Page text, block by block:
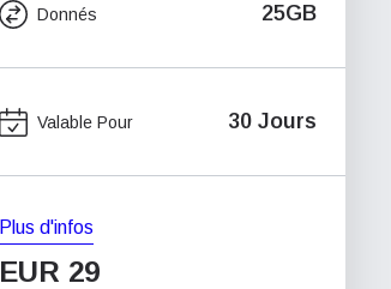
Donnés 25GB
Valable Pour 30 Jours
Plus d'infos
EUR 29